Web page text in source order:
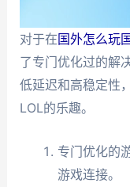
对于在国外怎么玩
了专门优化过的解
低延迟和高稳定性
LOL的乐趣。
专门优化的
游戏连接。